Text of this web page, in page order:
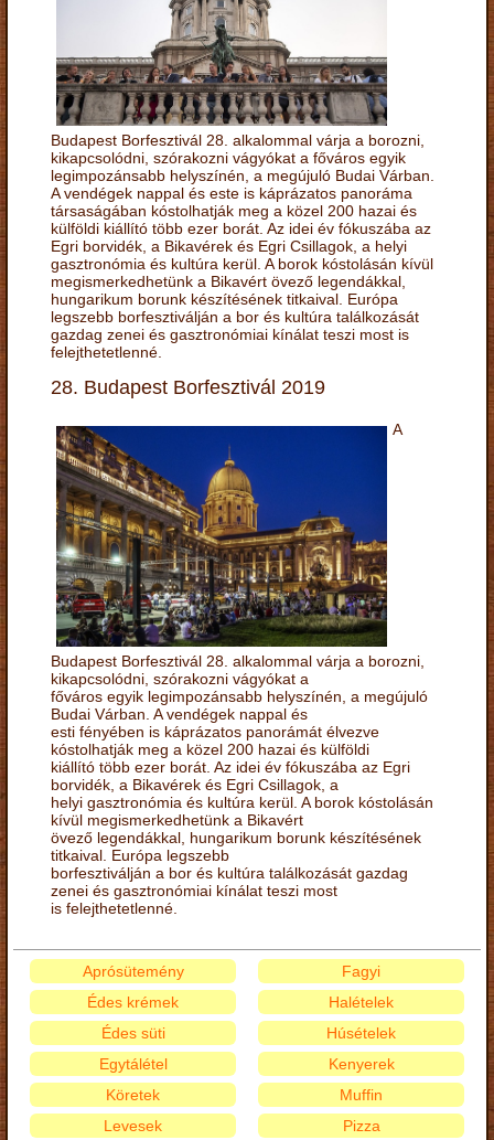
Budapest Borfesztivál 28. alkalommal várja a borozni,
kikapcsolódni, szórakozni vágyókat a főváros egyik
legimpozánsabb helyszínén, a megújuló Budai Várban.
A vendégek nappal és este is káprázatos panoráma
társaságában kóstolhatják meg a közel 200 hazai és
külföldi kiállító több ezer borát. Az idei év fókuszába az
Egri borvidék, a Bikavérek és Egri Csillagok, a helyi
gasztronómia és kultúra kerül. A borok kóstolásán kívül
megismerkedhetünk a Bikavért övező legendákkal,
hungarikum borunk készítésének titkaival. Európa
legszebb borfesztiválján a bor és kultúra találkozását
gazdag zenei és gasztronómiai kínálat teszi most is
felejthetetlenné.
28. Budapest Borfesztivál 2019
A
Budapest Borfesztivál 28. alkalommal várja a borozni,
kikapcsolódni, szórakozni vágyókat a
főváros egyik legimpozánsabb helyszínén, a megújuló
Budai Várban. A vendégek nappal és
esti fényében is káprázatos panorámát élvezve
kóstolhatják meg a közel 200 hazai és külföldi
kiállító több ezer borát. Az idei év fókuszába az Egri
borvidék, a Bikavérek és Egri Csillagok, a
helyi gasztronómia és kultúra kerül. A borok kóstolásán
kívül megismerkedhetünk a Bikavért
övező legendákkal, hungarikum borunk készítésének
titkaival. Európa legszebb
borfesztiválján a bor és kultúra találkozását gazdag
zenei és gasztronómiai kínálat teszi most
is felejthetetlenné.
Aprósütemény
Édes krémek
Édes süti
Egytálétel
Fagyi
Halételek
Húsételek
Kenyerek
Köretek
Levesek
Muffin
Pizza